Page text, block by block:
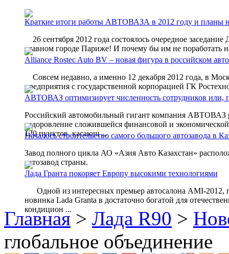
Краткие итоги работы АВТОВАЗА в 2012 году и планы
26 сентября 2012 года состоялось очередное
славном городе Париже! И почему бы им не
Alliance Rostec Auto BV – новая фигура в российском
Совсем недавно, а именно 12 декабря 2012 года, в
предприятия с государственной корпорацией ГК
АВТОВАЗ оптимизирует численность сотрудников или,
Российский автомобильный гигант компания АВТОВАЗ
оздоровление сложившейся финансовой и
120 пунктов, касающ ...
Началось строительство самого большого автозавода в
Завод полного цикла АО «Азия Авто Казахстан»
автозавод страны.
Лада Гранта покоряет Европу высокими технологиями
Одной из интересных премьер автосалона AMI-2012,
новинка Lada Granta в достаточно богатой для
кондицион ...
Главная> Лада R90 >
глобальное объединение